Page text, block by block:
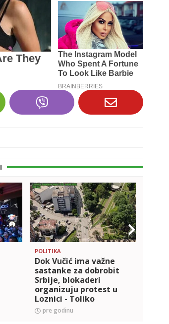
POLITIKA
Dok Vučić ima važne
sastanke za dobrobit
Srbije, blokaderi
organizuju protest u
Loznici - Toliko
saosećaju sa žrtvama,
da su vola okrenuli
pre godinu